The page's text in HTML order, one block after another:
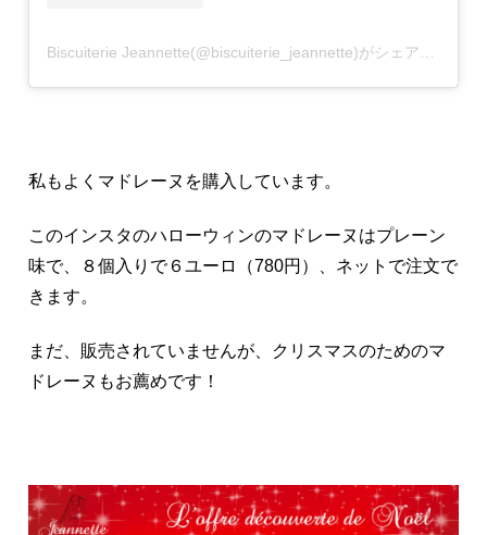
私もよくマドレーヌを購入しています。
このインスタのハローウィンのマドレーヌはプレーン
味で、８個入りで６ユーロ（780円）、ネットで注文で
きます。
まだ、販売されていませんが、クリスマスのためのマ
ドレーヌもお薦めです！